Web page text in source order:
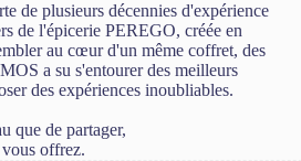
de plusieurs décennies d'expérience
de l'épicerie PEREGO, créée en
au cœur d'un même coffret, des
a su s'entourer des meilleurs
des expériences inoubliables.
que de partager,
offrez.